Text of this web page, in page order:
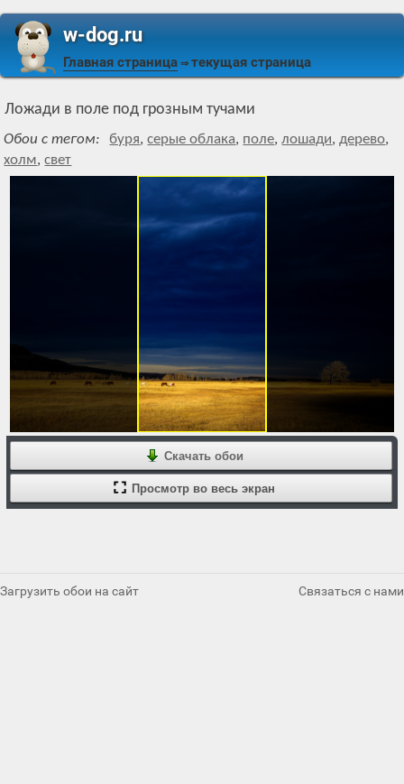
w-dog.ru
Главная страница ⇒ текущая страница
Ложади в поле под грозным тучами
Обои с тегом: буря,серые облака, поле,лошади,дерево,
холм,свет
Скачать обои
Просмотр во весь экран
Загрузить обои на сайт Связаться с нами